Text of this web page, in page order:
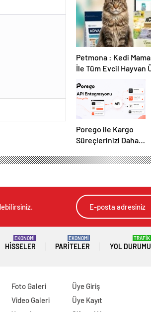
Sunuyor
Petmona : Kedi
İle Tüm Evcil Hayvan
Porego ile Kargo
Süreçlerinizi Daha
HISSELER
EKONOMİ
PARITELER
EKONOMİ
YOL DURUMU
TRAFİK
Foto Galeri
Video Galeri
Üye Giriş
Üye Kayıt